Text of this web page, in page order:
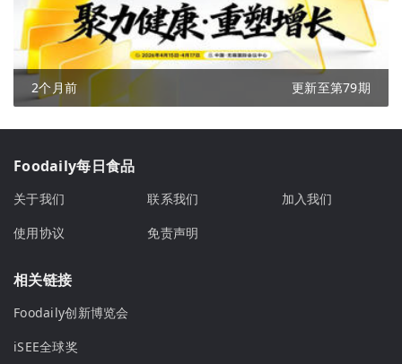
2个月前 更新至第79期
Foodaily每日食品
关于我们 联系我们
加入我们
使用协议
免责声明
相关链接
Foodaily创新博览会
iSEE全球奖